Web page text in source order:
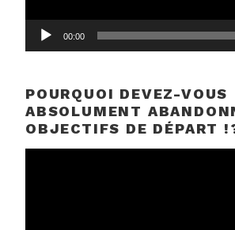
00:00
POURQUOI DEVEZ-VOUS
ABSOLUMENT
OBJECTIFS DE DÉPART